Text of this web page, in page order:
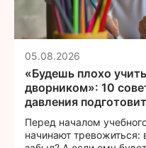
05.08.2026
«Будешь плохо
дворником»: 10
давления
Перед началом
начинают тревожиться: